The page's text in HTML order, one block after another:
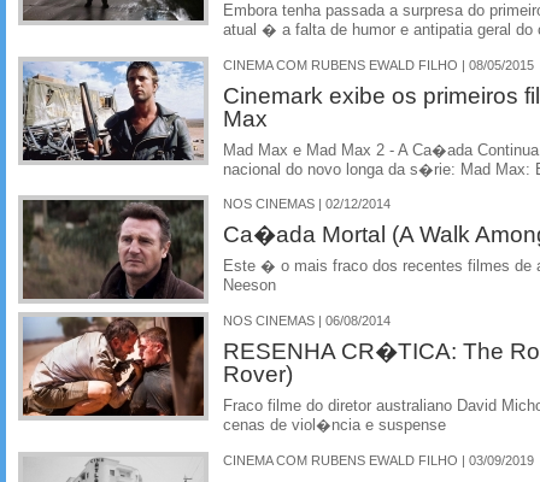
Embora tenha passada a surpresa do
atual � a falta de humor e antipatia geral do
CINEMA COM RUBENS EWALD FILHO | 08/05/2015
Cinemark exibe os primeiros
Max
Mad Max e Mad Max 2 - A Ca�ada
nacional do novo longa da s�rie: Mad Max:
NOS CINEMAS | 02/12/2014
Ca�ada Mortal (A Walk
Este � o mais fraco dos recentes filmes
Neeson
NOS CINEMAS | 06/08/2014
RESENHA CR�TICA: The
Rover)
Fraco filme do diretor australiano David
cenas de viol�ncia e suspense
CINEMA COM RUBENS EWALD FILHO | 03/09/2019